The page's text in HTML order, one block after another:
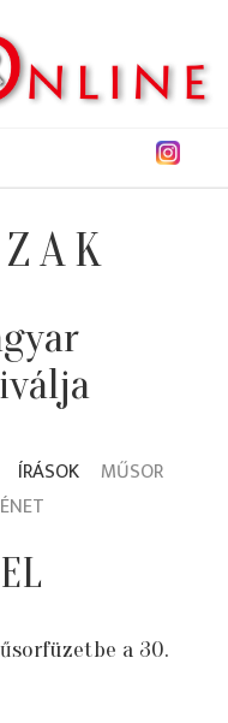
ÍRÁSOK
MŰSOR
a 30.